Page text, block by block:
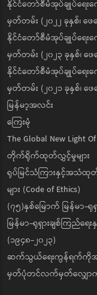
နိုင်ငံတော်စီမံအုပ်ချုပ်ရေ
မှတ်တမ်း (၂၀၂၂ ခုနှစ်၊ ဖေ
နိုင်ငံတော်စီမံအုပ်ချုပ်ရေ
မှတ်တမ်း (၂၀၂၃ ခုနှစ်၊ ဖေ
နိုင်ငံတော်စီမံအုပ်ချုပ်ရ
မှတ်တမ်း (၂၀၂၁ ခုနှစ်၊ ဖ
မြန်မာ့အလင်း
ကြေးမုံ
The Global New Light
တိုက်ရိုက်ထုတ်လွှင့်မှုများ
ရုပ်မြင်သံကြားနှင့်အသံထု
များ (Code of Ethics)
(၇၅)နှစ်မြောက် မြန်
မြန်မာ-ရုရှားချစ်ကြည်ရ
(၁၉၄၈-၂၀၂၃)
ဆက်သွယ်ရေးကွန်ရက်ကိုအသုံ
မှတ်ပုံတင်လက်မှတ်လျှော